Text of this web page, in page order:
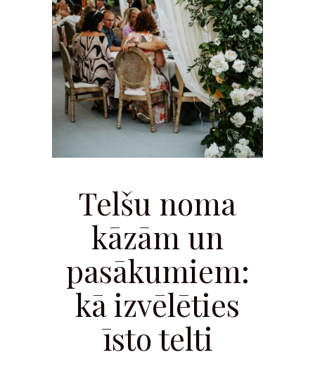
Telšu noma
kāzām un
pasākumiem:
kā izvēlēties
īsto telti